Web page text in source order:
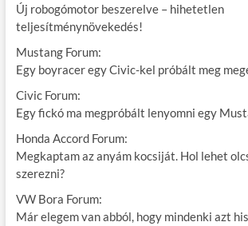
Új robogómotor beszerelve – hihetetlen
teljesítménynövekedés!
Mustang Forum:
Egy boyracer egy Civic-kel próbált meg
Civic Forum:
Egy fickó ma megpróbált lenyomni egy
Honda Accord Forum:
Megkaptam az anyám kocsiját. Hol lehet
szerezni?
VW Bora Forum:
Már elegem van abból, hogy mindenki azt